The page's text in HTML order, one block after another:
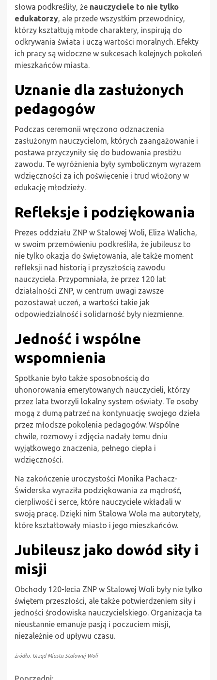
słowa podkreśliły, że nauczyciele to nie tylko
edukatorzy, ale przede wszystkim przewodnicy,
którzy kształtują młode charaktery, inspirują do
odkrywania świata i uczą wartości moralnych. Efekty
ich pracy są widoczne w sukcesach kolejnych pokoleń
mieszkańców miasta.
Uznanie dla zasłużonych
pedagogów
Podczas ceremonii wręczono odznaczenia
zasłużonym nauczycielom, których zaangażowanie i
postawa przyczyniły się do budowania prestiżu
zawodu. Te wyróżnienia były symbolicznym wyrazem
wdzięczności za ich poświęcenie i trud włożony w
edukację młodzieży.
Refleksje i podziękowania
Prezes oddziału ZNP w Stalowej Woli, Eliza Walicha,
w swoim przemówieniu podkreśliła, że jubileusz to
nie tylko okazja do świętowania, ale także moment
refleksji nad historią i przyszłością zawodu
nauczyciela. Przypomniała, że przez 120 lat
działalności ZNP, w centrum uwagi zawsze
pozostawał uczeń, a wartości takie jak
odpowiedzialność i solidarność były niezmienne.
Jedność i wspólne
wspomnienia
Spotkanie było także sposobnością do
uhonorowania emerytowanych nauczycieli, którzy
przez lata tworzyli lokalny system oświaty. Te osoby
mogą z dumą patrzeć na kontynuację swojego dzieła
przez młodsze pokolenia pedagogów. Wspólne
chwile, rozmowy i zdjęcia nadały temu dniu
wyjątkowego znaczenia, pełnego ciepła i
wdzięczności.
Na zakończenie uroczystości Monika Pachacz-
Świderska wyraziła podziękowania za mądrość,
cierpliwość i serce, które nauczyciele wkładali w
swoją pracę. Dzięki nim Stalowa Wola ma autorytety,
które kształtowały miasto i jego mieszkańców.
Jubileusz jako dowód siły i
misji
Obchody 120-lecia ZNP w Stalowej Woli były nie tylko
świętem przeszłości, ale także potwierdzeniem siły i
jedności środowiska nauczycielskiego. Organizacja ta
nieustannie emanuje pasją i poczuciem misji,
niezależnie od upływu czasu.
źródło: Urząd Miasta Stalowej Woli